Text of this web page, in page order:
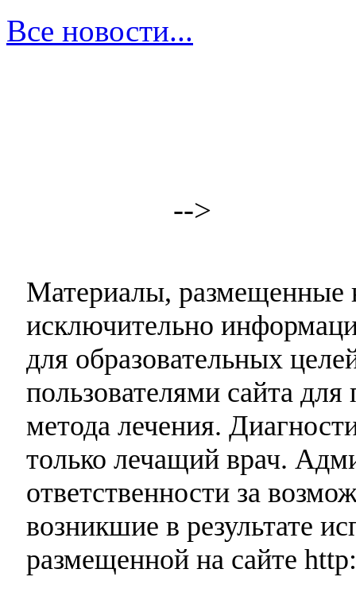
Все новости...
-->
Материалы, размещенные
исключительно
для образовательных
пользователями сайта
метода лечения.
только лечащий врач.
ответственности за
возникшие в результате
размещенной на сайте